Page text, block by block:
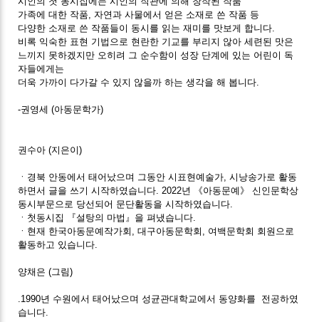
가족에 대한 작품, 자연과 사물에서 얻은 소재로 쓴 작품 등
다양한 소재로 쓴 작품들이 동시를 읽는 재미를 맛보게 합니다.
비록 익숙한 표현 기법으로 현란한 기교를 부리지 않아 세련된 맛은
느끼지 못하겠지만 오히려 그 순수함이 성장 단계에 있는 어린이 독
자들에게는
더욱 가까이 다가갈 수 있지 않을까 하는 생각을 해 봅니다.
-권영세 (아동문학가)
권수아 (지은이)
ㆍ경북 안동에서 태어났으며 그동안 시표현예술가, 시낭송가로 활동
하면서 글을 쓰기 시작하였습니다. 2022년 《아동문예》 신인문학상
동시부문으로 당선되어 문단활동을 시작하였습니다.
ㆍ첫동시집 『설탕의 마법』을 펴냈습니다.
ㆍ현재 한국아동문예작가회, 대구아동문학회, 여백문학회 회원으로
활동하고 있습니다.
양채은 (그림)
.1990년 수원에서 태어났으며 성균관대학교에서 동양화를 전공하였
습니다.